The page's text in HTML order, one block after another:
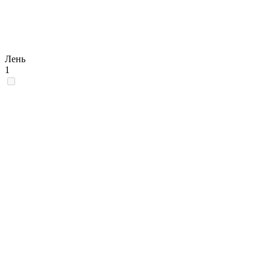
Лень
1